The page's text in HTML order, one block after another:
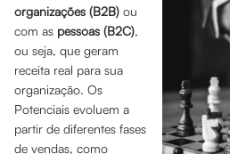
organizações (B2B) ou
com as pessoas (B2C),
ou seja, que geram
receita real para sua
organização. Os
Potenciais evoluem a
partir de diferentes fases
de vendas, como